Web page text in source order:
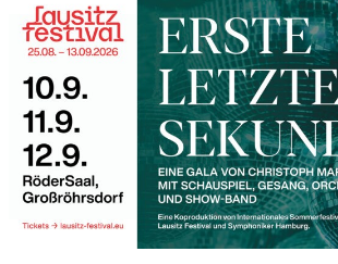
S
T
Ü
H
L
E
N
“
–
A
U